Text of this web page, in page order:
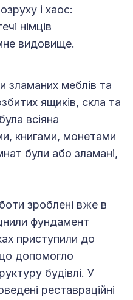
і хаос:
німців
видовище.
зламаних меблів та
ящиків, скла та
всіяна
книгами, монетами
були або зламані,
зроблені вже в
фундамент
приступили до
допомогло
будівлі. У
реставраційні